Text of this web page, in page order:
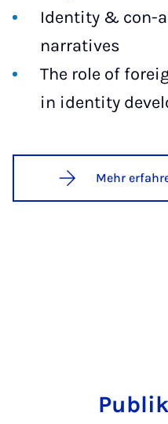
Identity & con-
narratives
The role of
in identity
Mehr